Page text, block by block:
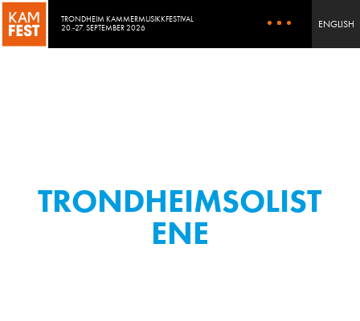
TRONDHEIM KAMMERMUSIKKFESTIVAL
20.-27. SEPTEMBER 2026
ENGLISH
TRONDHEIMSOLIST
ENE